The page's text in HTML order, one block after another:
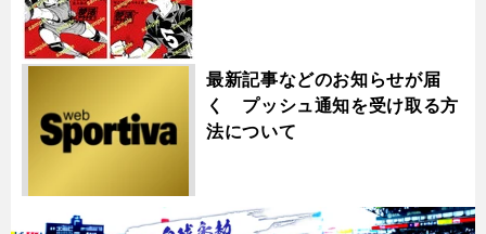
最新記事などのお知らせが届
く プッシュ通知を受け取る方
法について